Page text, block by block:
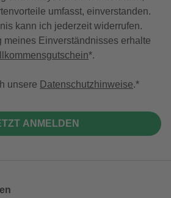
umfasst, einverstanden.
kann ich jederzeit widerrufen.
meines Einverständnisses erhalte
*.
unsere Datenschutzhinweise.
ANMELDEN